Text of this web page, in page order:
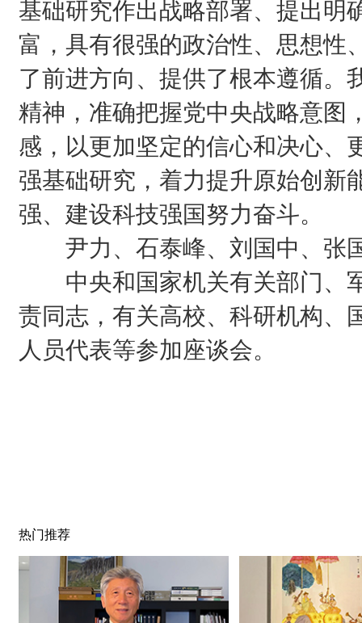
基础研究作出战略部署、提出明
富，具有很强的政治性、思想性
了前进方向、提供了根本遵循。
精神，准确把握党中央战略意图
感，以更加坚定的信心和决心、
强基础研究，着力提升原始创新
强、建设科技强国努力奋斗。
尹力、石泰峰、刘国中、张
中央和国家机关有关部门、
责同志，有关高校、科研机构、
人员代表等参加座谈会。
热门推荐